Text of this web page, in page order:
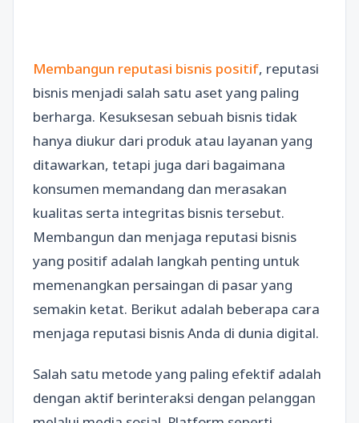
Membangun reputasi bisnis positif, reputasi
bisnis menjadi salah satu aset yang paling
berharga. Kesuksesan sebuah bisnis tidak
hanya diukur dari produk atau layanan yang
ditawarkan, tetapi juga dari bagaimana
konsumen memandang dan merasakan
kualitas serta integritas bisnis tersebut.
Membangun dan menjaga reputasi bisnis
yang positif adalah langkah penting untuk
memenangkan persaingan di pasar yang
semakin ketat. Berikut adalah beberapa cara
menjaga reputasi bisnis Anda di dunia digital.
Salah satu metode yang paling efektif adalah
dengan aktif berinteraksi dengan pelanggan